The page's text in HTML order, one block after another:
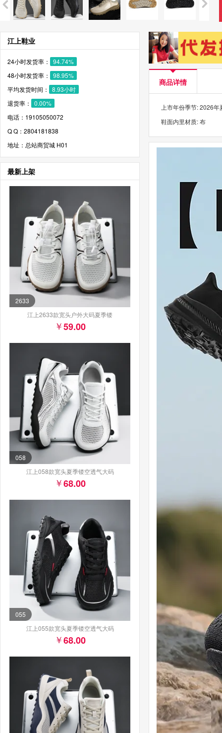
江上鞋业
24小时发货率：
94.74%
48小时发货率：
98.95%
平均发货时间：
8.93小时
退货率：
0.00%
电话：19105050072
Q Q：2804181838
地址：总站商贸城 H01
最新上架
2633
江上2633款宽头户外大码夏季镂
59.00
058
江上058款宽头夏季镂空透气大码
68.00
055
江上055款宽头夏季镂空透气大码
68.00
商品详情
上市年份季节: 2026年
鞋面内里材质: 布